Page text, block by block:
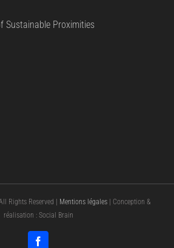
Sustainable Proximities
Rights Reserved | Mentions légales| Conception &
réalisation : Social Brain